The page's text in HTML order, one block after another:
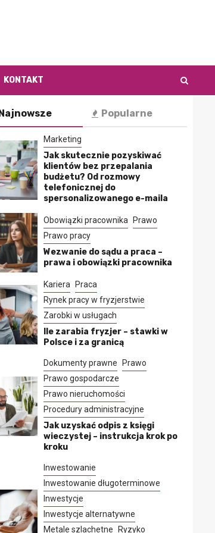
KONTAKT
Popularne
Marketing
Jak skutecznie pozyskiwać
klientów bez przepalania
budżetu? Od rozmowy
telefonicznej do
spersonalizowanego e-maila
Obowiązki pracownika
Prawo
Prawo pracy
Wezwanie do sądu a praca –
prawa i obowiązki pracownika
Kariera
Praca
Rynek pracy w fryzjerstwie
Zarobki w usługach
Ile zarabia fryzjer – stawki w
Polsce i za granicą
Dokumenty prawne
Prawo
Prawo gospodarcze
Prawo nieruchomości
Procedury administracyjne
Jak uzyskać odpis z księgi
wieczystej – instrukcja krok po
kroku
Inwestowanie
Inwestowanie długoterminowe
Inwestycje
Inwestycje alternatywne
Metale szlachetne
Ryzyko